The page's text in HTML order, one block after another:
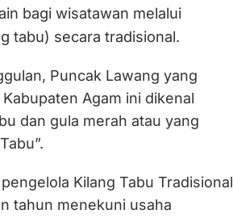
bagi wisatawan melalui
tabu) secara tradisional.
Puncak Lawang yang
Agam ini dikenal
dan gula merah atau yang
Kilang Tabu Tradisional
tahun menekuni usaha